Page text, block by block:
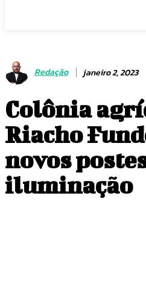
Redação janeiro 2, 2023
Colônia
Riacho
novos
iluminação